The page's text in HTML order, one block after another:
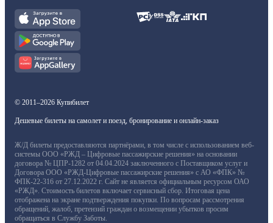
© 2011–2026 Купибилет
Дешевые билеты на самолет и поезд, бронирование и онлайн-заказ
Ж/Д билеты предоставляются партнёрами, в том числе с использованием веб-
системы ООО «РЖД – Цифровые пассажирские решения» на основании
договора № ЦПР-1282 от 04.04.2024 заключенного с Поставщиком услуг и
Договора ООО «РЖД-Цифровые пассажирские решения» с АО «ФПК» №
ФПК-22-316 от 27.12.2022 г. Сайт не является официальным ресурсом ОАО
«РЖД». Стоимость билетов включает сервисный сбор. Итоговая цена
отображена на экране подтверждения покупки. По вопросам рассмотрения
обращений, жалоб, претензий граждан о возмещении убытков просим
обращаться в Службу Заботы.